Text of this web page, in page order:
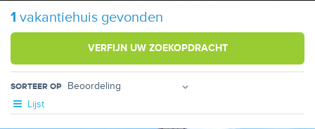
1 vakantiehuis gevonden
VERFIJN UW ZOEKOPDRACHT
SORTEER OP
Lijst